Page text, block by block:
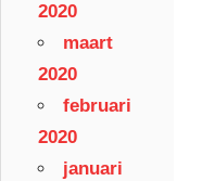
2020
maart
2020
februari
2020
januari